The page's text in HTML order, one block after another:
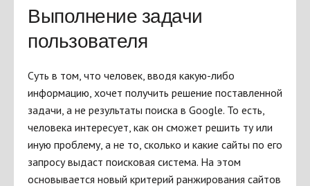
Выполнение задачи
пользователя
Суть в том, что человек, вводя какую-либо
информацию, хочет получить решение поставленной
задачи, а не результаты поиска в Google. То есть,
человека интересует, как он сможет решить ту или
иную проблему, а не то, сколько и какие сайты по его
запросу выдаст поисковая система. На этом
основывается новый критерий ранжирования сайтов